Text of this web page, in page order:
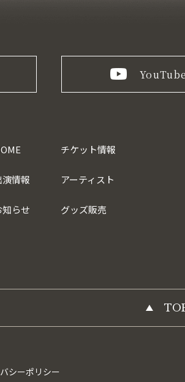
YouTube
演情報
知らせ
チケット情報
アーティスト
グッズ販売
シーポリシー